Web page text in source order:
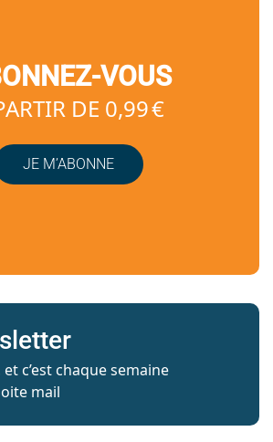
VOUS
DE 0,99 €
JE M’ABONNE
et c’est chaque semaine
mail